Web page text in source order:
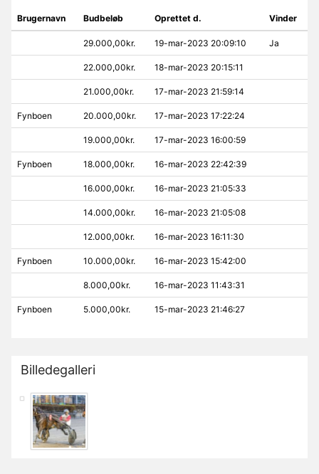
Brugernavn Budbeløb Oprettet d. Vinder
29.000,00kr. 19-mar-2023 20:09:10 Ja
22.000,00kr. 18-mar-2023 20:15:11
21.000,00kr. 17-mar-2023 21:59:14
Fynboen 20.000,00kr. 17-mar-2023 17:22:24
19.000,00kr. 17-mar-2023 16:00:59
Fynboen 18.000,00kr. 16-mar-2023 22:42:39
16.000,00kr. 16-mar-2023 21:05:33
14.000,00kr. 16-mar-2023 21:05:08
12.000,00kr. 16-mar-2023 16:11:30
Fynboen 10.000,00kr. 16-mar-2023 15:42:00
8.000,00kr. 16-mar-2023 11:43:31
Fynboen 5.000,00kr. 15-mar-2023 21:46:27
Billedegalleri